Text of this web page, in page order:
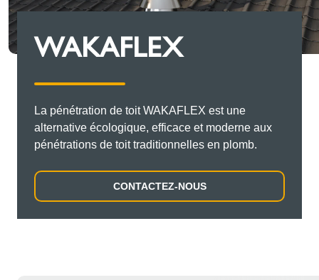
WAKAFLEX
La pénétration de toit WAKAFLEX est une
alternative écologique, efficace et moderne aux
pénétrations de toit traditionnelles en plomb.
CONTACTEZ-NOUS